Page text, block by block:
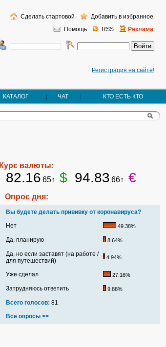
Регистрация на сайте!
Помощь RSS Реклама
Сделать стартовой Добавить в избранное
КАТАЛОГ ЧАТ КТО ЕСТЬ КТО
Курс валюты:
82.16 65↑ $ 94.83 66↑ €
Опрос дня:
Вы будете делать прививку от коронавируса?
Нет
49.38%
Да, планирую 8.64%
Да, но если заставят (на работе /
для путешествий)
4.94%
Уже сделал 27.16%
Затрудняюсь ответить 9.88%
Всего голосов: 81
Все опросы >>